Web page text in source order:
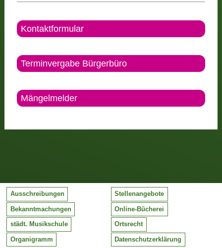
Kontaktformular
Terminvergabe Bürgerbüro
Mängelmelder
Ausschreibungen Stellenangebote
Bekanntmachungen Online-Bücherei
städt. Musikschule Ortsrecht
Organigramm Datenschutzerklärung